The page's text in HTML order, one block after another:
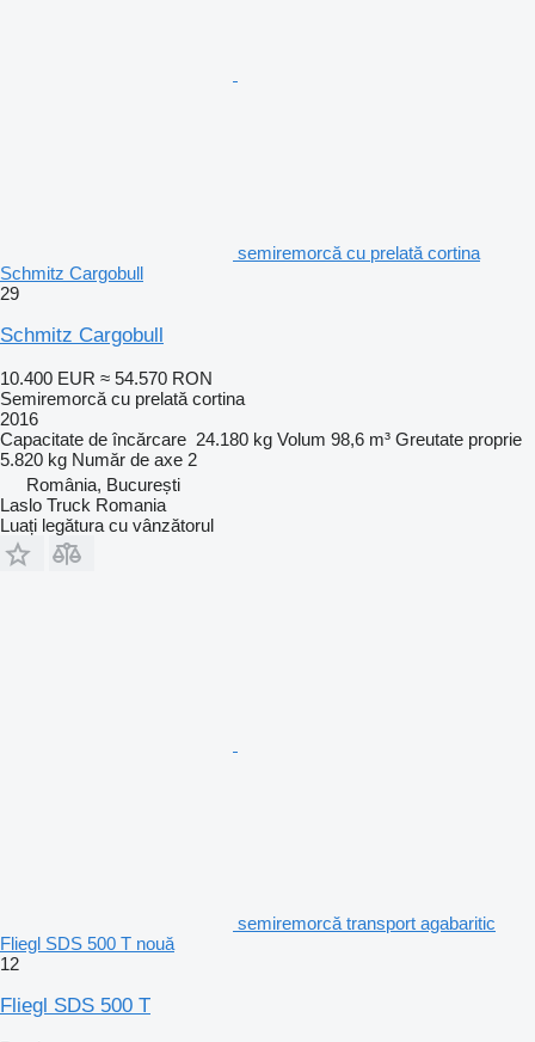
semiremorcă cu prelată cortina
Schmitz Cargobull
29
Schmitz Cargobull
10.400 EUR ≈ 54.570 RON
Semiremorcă cu prelată cortina
2016
Capacitate de încărcare 24.180 kg Volum 98,6 m³ Greutate proprie
5.820 kg Număr de axe 2
România, București
Laslo Truck Romania
Luați legătura cu vânzătorul
semiremorcă transport agabaritic
Fliegl SDS 500 T nouă
12
Fliegl SDS 500 T